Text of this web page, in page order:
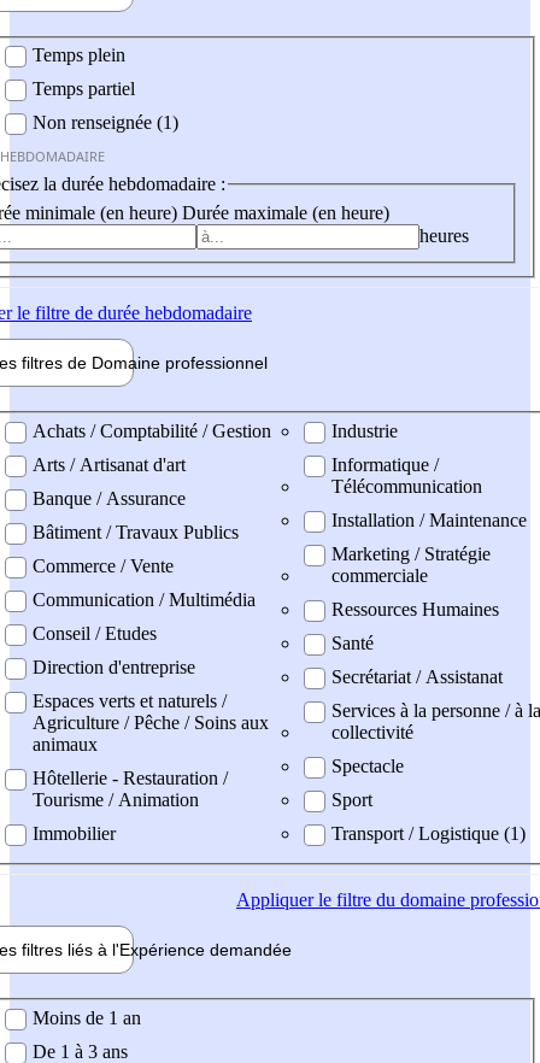
Temps plein
Temps partiel
Non renseignée (1)
la durée hebdomadaire :
minimale (en heure) Durée maximale (en heure)
heures
le filtre de durée hebdomadaire
filtres de Domaine professionnel
professionel
Achats / Comptabilité / Gestion
Arts / Artisanat d'art
Banque / Assurance
Bâtiment / Travaux Publics
Commerce / Vente
Communication / Multimédia
Conseil / Etudes
Direction d'entreprise
Espaces verts et naturels /
Agriculture / Pêche / Soins aux
animaux
Hôtellerie - Restauration /
Tourisme / Animation
Immobilier
Industrie
Informatique /
Télécommunication
Installation / Maintenance
Marketing / Stratégie
commerciale
Ressources Humaines
Santé
Secrétariat / Assistanat
Services à la personne / à la
collectivité
Spectacle
Sport
Transport / Logistique (1)
Appliquerle filtre du domaine
filtres liés à l'Expérience demandée
demandée
Moins de 1 an
De 1 à 3 ans